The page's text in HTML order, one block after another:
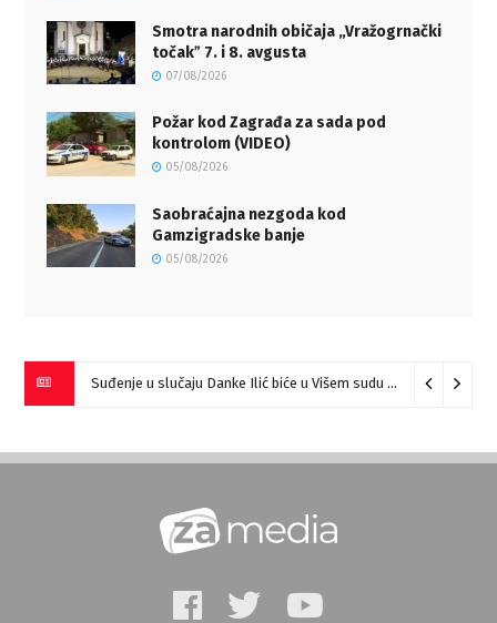
Smotra narodnih običaja „Vražogrnački
točakˮ 7. i 8. avgusta
07/08/2026
Požar kod Zagrađa za sada pod
kontrolom (VIDEO)
05/08/2026
Saobraćajna nezgoda kod
Gamzigradske banje
05/08/2026
Suđenje u slučaju Danke Ilić biće u Višem sudu u Negotinu?